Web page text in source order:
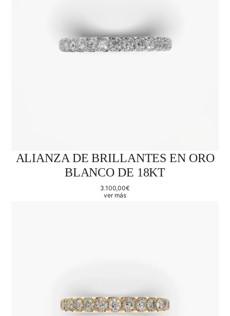
ALIANZA DE BRILLANTES EN ORO
BLANCO DE 18KT
3.100,00€
ver más